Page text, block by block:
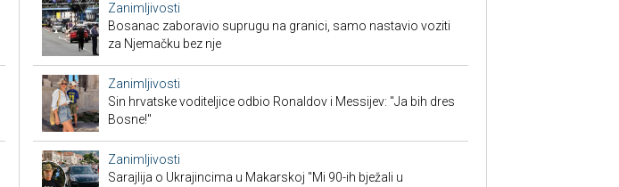
Zanimljivosti
Bosanac zaboravio suprugu na granici, samo nastavio voziti
za Njemačku bez nje
Zanimljivosti
Sin hrvatske voditeljice odbio Ronaldov i Messijev: "Ja bih dres
Bosne!"
Zanimljivosti
Sarajlija o Ukrajincima u Makarskoj "Mi 90-ih bježali u